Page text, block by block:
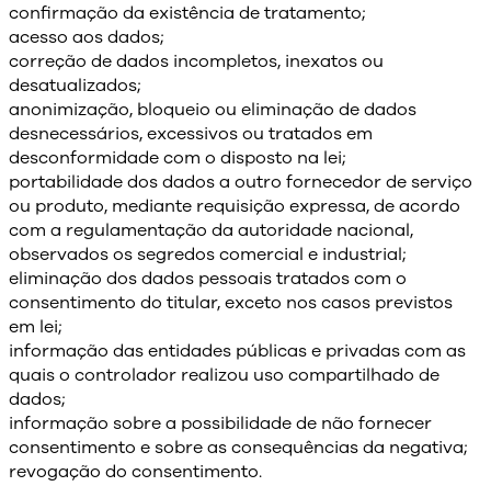
confirmação da existência de tratamento;
acesso aos dados;
correção de dados incompletos, inexatos ou
desatualizados;
anonimização, bloqueio ou eliminação de dados
desnecessários, excessivos ou tratados em
desconformidade com o disposto na lei;
portabilidade dos dados a outro fornecedor de serviço
ou produto, mediante requisição expressa, de acordo
com a regulamentação da autoridade nacional,
observados os segredos comercial e industrial;
eliminação dos dados pessoais tratados com o
consentimento do titular, exceto nos casos previstos
em lei;
informação das entidades públicas e privadas com as
quais o controlador realizou uso compartilhado de
dados;
informação sobre a possibilidade de não fornecer
consentimento e sobre as consequências da negativa;
revogação do consentimento.